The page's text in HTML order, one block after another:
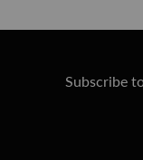
Subscribe